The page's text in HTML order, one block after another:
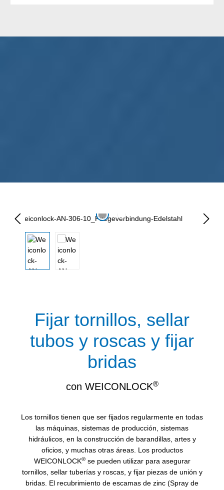
Omitir galería de imágenes
Fijar tornillos, sellar
tubos y roscas y fijar
bridas
con WEICONLOCK®
Los tornillos tienen que ser fijados regularmente en todas
las máquinas, sistemas de producción, sistemas
hidráulicos, en la construcción de barandillas, artes y
oficios, y muchas otras áreas. Los productos
WEICONLOCK®se pueden utilizar para asegurar
tornillos, sellar tuberías y roscas, y fijar piezas de unión y
bridas. El recubrimiento de escamas de zinc (Spray de